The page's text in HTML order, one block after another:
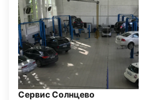
Сервис Солнцево